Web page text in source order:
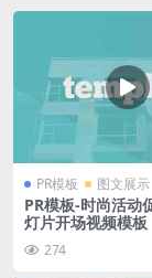
PR模板 图文展示
PR模板-时尚活动
灯片开场视频模板
274